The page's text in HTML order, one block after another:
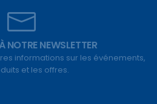
NOTRE NEWSLETTER
informations sur les événements,
et les offres.